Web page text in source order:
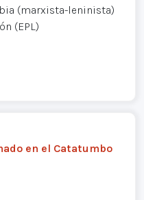
(marxista-leninista)
(EPL)
en el Catatumbo